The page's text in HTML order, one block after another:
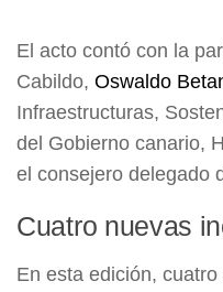
El acto contó con la
Cabildo, Oswaldo
Infraestructuras,
del Gobierno canario,
el consejero delegado
Cuatro nuevas
En esta edición,